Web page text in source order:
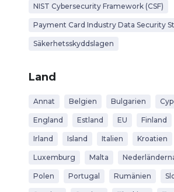
NIST Cybersecurity Framework (CSF)
Payment Card Industry Data Security
Säkerhetsskyddslagen
Land
Annat Belgien Bulgarien
England Estland EU Finland
Irland Island Italien Kroatien
Luxemburg Malta
Polen Portugal Rumänien